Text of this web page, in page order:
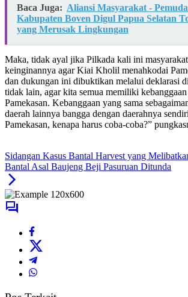
Baca Juga: Aliansi Masyarakat -
Kabupaten Boven Digul Papua Selatan
yang Merusak Lingkungan
Maka, tidak ayal jika Pilkada kali ini
keinginannya agar Kiai Kholil menahkodai
dan dukungan ini dibuktikan melalui deklarasi
tidak lain, agar kita semua memiliki
Pamekasan. Kebanggaan yang sama
daerah lainnya bangga dengan daerahnya
Pamekasan, kenapa harus coba-coba?”
Sidangan Kasus Bantal Harvest yang
Bantal Asal Baujeng Beji Pasuruan Ditunda